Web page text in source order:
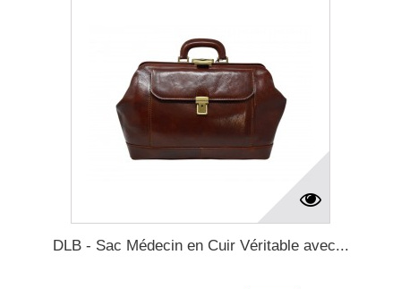
DLB - Sac Médecin en Cuir Véritable avec...